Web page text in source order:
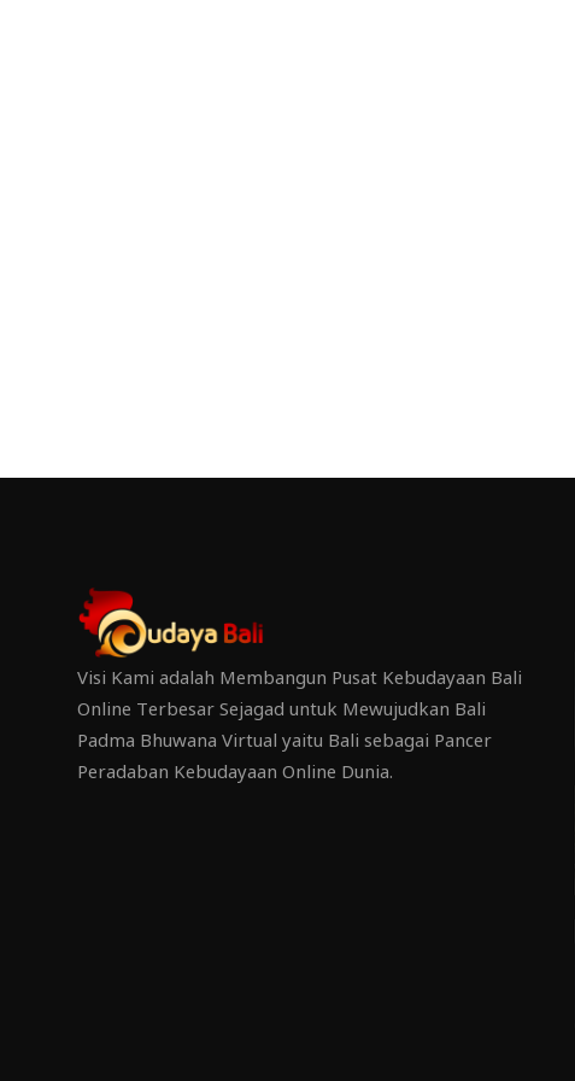
Visi Kami adalah Membangun Pusat Kebudayaan Bali
Online Terbesar Sejagad untuk Mewujudkan Bali
Padma Bhuwana Virtual yaitu Bali sebagai Pancer
Peradaban Kebudayaan Online Dunia.